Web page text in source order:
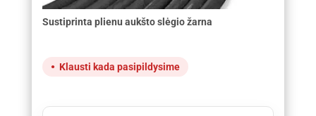
Sustiprinta plienu aukšto slėgio žarna
Klausti kada pasipildysime